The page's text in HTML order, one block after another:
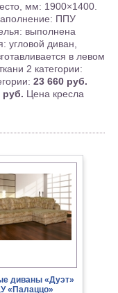
мм: 1900×1400.
ППУ
выполнена
диван,
в левом
2 категории:
23 660 руб.
руб. Цена кресла
диваны «Дуэт»
«Палаццо»